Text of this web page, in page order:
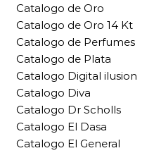
Catalogo de Oro
Catalogo de Oro 14 Kt
Catalogo de Perfumes
Catalogo de Plata
Catalogo Digital ilusion
Catalogo Diva
Catalogo Dr Scholls
Catalogo El Dasa
Catalogo El General